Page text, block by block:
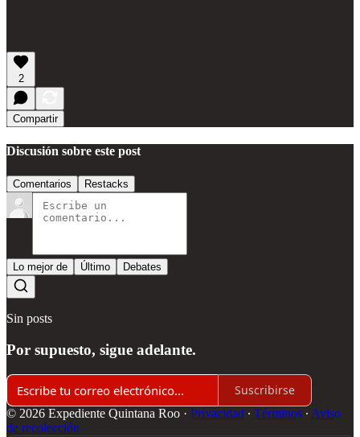
2
Compartir
Discusión sobre este post
Comentarios Restacks
Lo mejor de Último Debates
Sin posts
Por supuesto, sigue adelante.
Suscribirse
© 2026 Expediente Quintana Roo · Privacidad ∙ Términos ∙ Aviso
de recolección